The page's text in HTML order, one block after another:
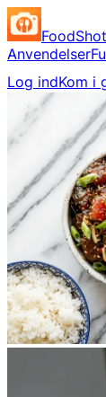
FoodShot
Anvendelser
Log indKom i